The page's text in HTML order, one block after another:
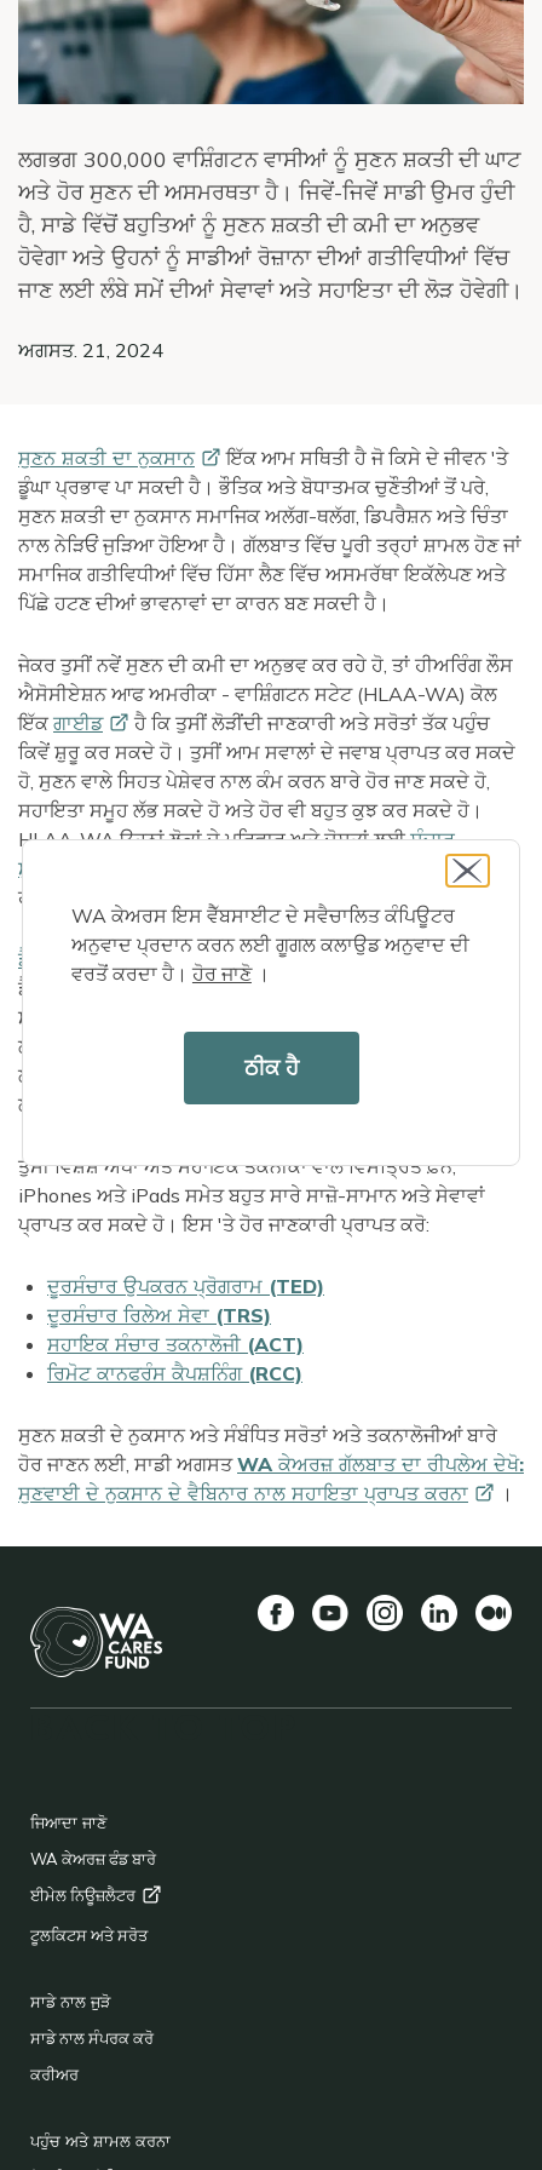
ਅਗਸਤ. 21, 2024
ਲਗਭਗ 300,000 ਵਾਸ਼ਿੰਗਟਨ ਵਾਸੀਆਂ ਨੂੰ ਸੁਣਨ ਸ਼ਕਤੀ ਦੀ ਘਾਟ
ਅਤੇ ਹੋਰ ਸੁਣਨ ਦੀ ਅਸਮਰਥਤਾ ਹੈ। ਜਿਵੇਂ-ਜਿਵੇਂ ਸਾਡੀ ਉਮਰ ਹੁੰਦੀ
ਹੈ, ਸਾਡੇ ਵਿੱਚੋਂ ਬਹੁਤਿਆਂ ਨੂੰ ਸੁਣਨ ਸ਼ਕਤੀ ਦੀ ਕਮੀ ਦਾ ਅਨੁਭਵ
ਹੋਵੇਗਾ ਅਤੇ ਉਹਨਾਂ ਨੂੰ ਸਾਡੀਆਂ ਰੋਜ਼ਾਨਾ ਦੀਆਂ ਗਤੀਵਿਧੀਆਂ ਵਿੱਚ
ਜਾਣ ਲਈ ਲੰਬੇ ਸਮੇਂ ਦੀਆਂ ਸੇਵਾਵਾਂ ਅਤੇ ਸਹਾਇਤਾ ਦੀ ਲੋੜ ਹੋਵੇਗੀ।
ਸੁਣਨ ਸ਼ਕਤੀ ਦਾਨੁਕਸਾਨ
ਇੱਕ ਆਮ ਸਥਿਤੀ ਹੈ ਜੋ ਕਿਸੇ ਦੇ ਜੀਵਨ 'ਤੇ
ਡੂੰਘਾ ਪ੍ਰਭਾਵ ਪਾ ਸਕਦੀ ਹੈ। ਭੌਤਿਕ ਅਤੇ ਬੋਧਾਤਮਕ ਚੁਣੌਤੀਆਂ ਤੋਂ ਪਰੇ,
ਸੁਣਨ ਸ਼ਕਤੀ ਦਾ ਨੁਕਸਾਨ ਸਮਾਜਿਕ ਅਲੱਗ-ਥਲੱਗ, ਡਿਪਰੈਸ਼ਨ ਅਤੇ ਚਿੰਤਾ
ਨਾਲ ਨੇੜਿਓਂ ਜੁੜਿਆ ਹੋਇਆ ਹੈ। ਗੱਲਬਾਤ ਵਿੱਚ ਪੂਰੀ ਤਰ੍ਹਾਂ ਸ਼ਾਮਲ ਹੋਣ ਜਾਂ
ਸਮਾਜਿਕ ਗਤੀਵਿਧੀਆਂ ਵਿੱਚ ਹਿੱਸਾ ਲੈਣ ਵਿੱਚ ਅਸਮਰੱਥਾ ਇਕੱਲੇਪਣ ਅਤੇ
ਪਿੱਛੇ ਹਟਣ ਦੀਆਂ ਭਾਵਨਾਵਾਂ ਦਾ ਕਾਰਨ ਬਣ ਸਕਦੀ ਹੈ।
ਜੇਕਰ ਤੁਸੀਂ ਨਵੇਂ ਸੁਣਨ ਦੀ ਕਮੀ ਦਾ ਅਨੁਭਵ ਕਰ ਰਹੇ ਹੋ, ਤਾਂ ਹੀਅਰਿੰਗ ਲੌਸ
ਐਸੋਸੀਏਸ਼ਨ ਆਫ ਅਮਰੀਕਾ - ਵਾਸ਼ਿੰਗਟਨ ਸਟੇਟ (HLAA-WA) ਕੋਲ
ਇੱਕ ਗਾਈਡ
ਹੈ ਕਿ ਤੁਸੀਂ ਲੋੜੀਂਦੀ ਜਾਣਕਾਰੀ ਅਤੇ ਸਰੋਤਾਂ ਤੱਕ ਪਹੁੰਚ
ਕਿਵੇਂ ਸ਼ੁਰੂ ਕਰ ਸਕਦੇ ਹੋ। ਤੁਸੀਂ ਆਮ ਸਵਾਲਾਂ ਦੇ ਜਵਾਬ ਪ੍ਰਾਪਤ ਕਰ ਸਕਦੇ
ਹੋ, ਸੁਣਨ ਵਾਲੇ ਸਿਹਤ ਪੇਸ਼ੇਵਰ ਨਾਲ ਕੰਮ ਕਰਨ ਬਾਰੇ ਹੋਰ ਜਾਣ ਸਕਦੇ ਹੋ,
ਸਹਾਇਤਾ ਸਮੂਹ ਲੱਭ ਸਕਦੇ ਹੋ ਅਤੇ ਹੋਰ ਵੀ ਬਹੁਤ ਕੁਝ ਕਰ ਸਕਦੇ ਹੋ।
HLAA-WA ਉਹਨਾਂ ਲੋਕਾਂ ਦੇ ਪਰਿਵਾਰ ਅਤੇ ਦੋਸਤਾਂ ਲਈਸੰਚਾਰ
ਸੁਝਾਅ
ਵੀ ਪੇਸ਼ ਕਰਦਾ ਹੈ ਜੋ ਸੁਣਨ ਸ਼ਕਤੀ ਦੀ ਕਮੀ ਦਾ ਅਨੁਭਵ ਕਰਦੇ
ਹਨ।
ਡੈਫ ਐਂਡ ਹਾਰਡ ਆਫ ਹੀਅਰਿੰਗ ਦਾ ਸਟੇਟ ਆਫਿਸ ਵਾਸ਼ਿੰਗਟਨ ਵਿੱਚ ਡੈਫ,
ਡੈਫ ਬਲਾਇੰਡ, ਡੈਫ ਡਿਸਏਬਲਡ, ਹਾਰਡ ਆਫ ਹੀਅਰਿੰਗ, ਲੇਟ ਡੈਫੇਨ, ਅਤੇ
ਸਪੀਚ ਅਯੋਗ ਵਿਅਕਤੀਆਂ, ਉਨ੍ਹਾਂ ਦੇ ਪਰਿਵਾਰਾਂ ਅਤੇ ਸੇਵਾ ਪ੍ਰਦਾਤਾਵਾਂ
ਲਈ ਪ੍ਰੋਗਰਾਮ ਅਤੇ ਸੇਵਾਵਾਂ ਦੀ ਪੇਸ਼ਕਸ਼ ਕਰਦਾ ਹੈ। ਇਹ ਸੇਵਾਵਾਂ ਆਮ
ਲੋਕਾਂ ਦੇ ਮੈਂਬਰਾਂ ਲਈ ਵੀ ਮਦਦਗਾਰ ਹੋ ਸਕਦੀਆਂ ਹਨ ਜਿਨ੍ਹਾਂ ਨੂੰ ਸੰਚਾਰ
ਲਈ ਸਹਾਇਤਾ ਦੀ ਲੋੜ ਹੁੰਦੀ ਹੈ।
ਤੁਸੀਂ ਵਿਸ਼ੇਸ਼ ਐਪਾਂ ਅਤੇ ਸਹਾਇਕ ਤਕਨੀਕਾਂ ਵਾਲੇ ਵਿਸਤ੍ਰਿਤ ਫ਼ੋਨ,
iPhones ਅਤੇ iPads ਸਮੇਤ ਬਹੁਤ ਸਾਰੇ ਸਾਜ਼ੋ-ਸਾਮਾਨ ਅਤੇ ਸੇਵਾਵਾਂ
ਪ੍ਰਾਪਤ ਕਰ ਸਕਦੇ ਹੋ। ਇਸ 'ਤੇ ਹੋਰ ਜਾਣਕਾਰੀ ਪ੍ਰਾਪਤ ਕਰੋ:
ਦੂਰਸੰਚਾਰ ਉਪਕਰਨ ਪ੍ਰੋਗਰਾਮ (TED)
ਦੂਰਸੰਚਾਰ ਰਿਲੇਅ ਸੇਵਾ (TRS)
ਸਹਾਇਕ ਸੰਚਾਰ ਤਕਨਾਲੋਜੀ (ACT)
ਰਿਮੋਟ ਕਾਨਫਰੰਸ ਕੈਪਸ਼ਨਿੰਗ (RCC)
ਸੁਣਨ ਸ਼ਕਤੀ ਦੇ ਨੁਕਸਾਨ ਅਤੇ ਸੰਬੰਧਿਤ ਸਰੋਤਾਂ ਅਤੇ ਤਕਨਾਲੋਜੀਆਂ ਬਾਰੇ
ਹੋਰ ਜਾਣਨ ਲਈ, ਸਾਡੀ ਅਗਸਤWA ਕੇਅਰਜ਼ ਗੱਲਬਾਤ ਦਾ ਰੀਪਲੇਅ ਦੇਖੋ:
ਸੁਣਵਾਈ ਦੇ ਨੁਕਸਾਨ ਦੇ ਵੈਬਿਨਾਰ ਨਾਲ ਸਹਾਇਤਾ ਪ੍ਰਾਪਤ ਕਰਨਾ ।
FOOTER
ਜਿਆਦਾ ਜਾਣੋ
WA ਕੇਅਰਜ਼ ਫੰਡ ਬਾਰੇ
ਈਮੇਲਨਿਊਜ਼ਲੈਟਰ
ਟੂਲਕਿਟਸ ਅਤੇ ਸਰੋਤ
ਸਾਡੇ ਨਾਲ ਜੁੜੋ
ਸਾਡੇ ਨਾਲ ਸੰਪਰਕ ਕਰੋ
ਕਰੀਅਰ
ਪਹੁੰਚ ਅਤੇ ਸ਼ਾਮਲ ਕਰਨਾ
WA ਕੇਅਰਸ ਇਸ ਵੈੱਬਸਾਈਟ ਦੇ ਸਵੈਚਾਲਿਤ ਕੰਪਿਊਟਰ
ਅਨੁਵਾਦ ਪ੍ਰਦਾਨ ਕਰਨ ਲਈ ਗੂਗਲ ਕਲਾਉਡ ਅਨੁਵਾਦ ਦੀ
ਵਰਤੋਂ ਕਰਦਾ ਹੈ। ਹੋਰ ਜਾਣੋ।
ਠੀਕ ਹੈ